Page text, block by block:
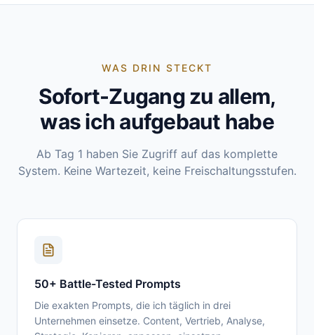
WAS DRIN STECKT
Sofort-Zugang zu allem,
was ich aufgebaut habe
Ab Tag 1 haben Sie Zugriff auf das komplette
System. Keine Wartezeit, keine Freischaltungsstufen.
50+ Battle-Tested Prompts
Die exakten Prompts, die ich täglich in drei
Unternehmen einsetze. Content, Vertrieb, Analyse,